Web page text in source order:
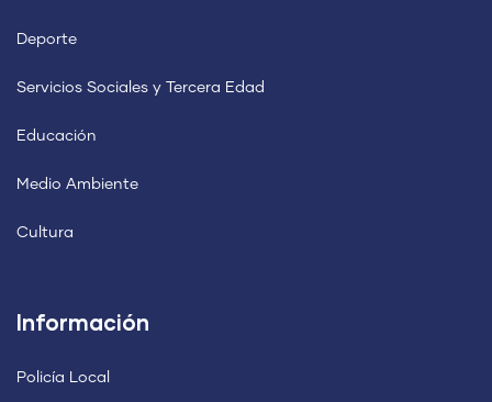
Deporte
Servicios Sociales y Tercera Edad
Educación
Medio Ambiente
Cultura
Información
Policía Local